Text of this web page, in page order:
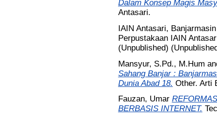
Dalam Konsep Magis
Antasari.
IAIN Antasari, Banjarmasin
Perpustakaan IAIN
(Unpublished)
Mansyur, S.Pd., M.Hum
Sahang Banjar :
Dunia Abad 18. Other. Arti
Fauzan, Umar
BERBASIS INTERNET.